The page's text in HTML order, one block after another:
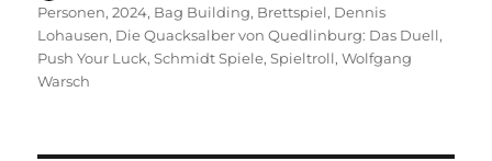
am
Personen,2024, Bag Building, Brettspiel, Dennis
Lohausen, Die Quacksalber von Quedlinburg: Das Duell,
Push Your Luck,Schmidt Spiele,Spieltroll,Wolfgang
Warsch